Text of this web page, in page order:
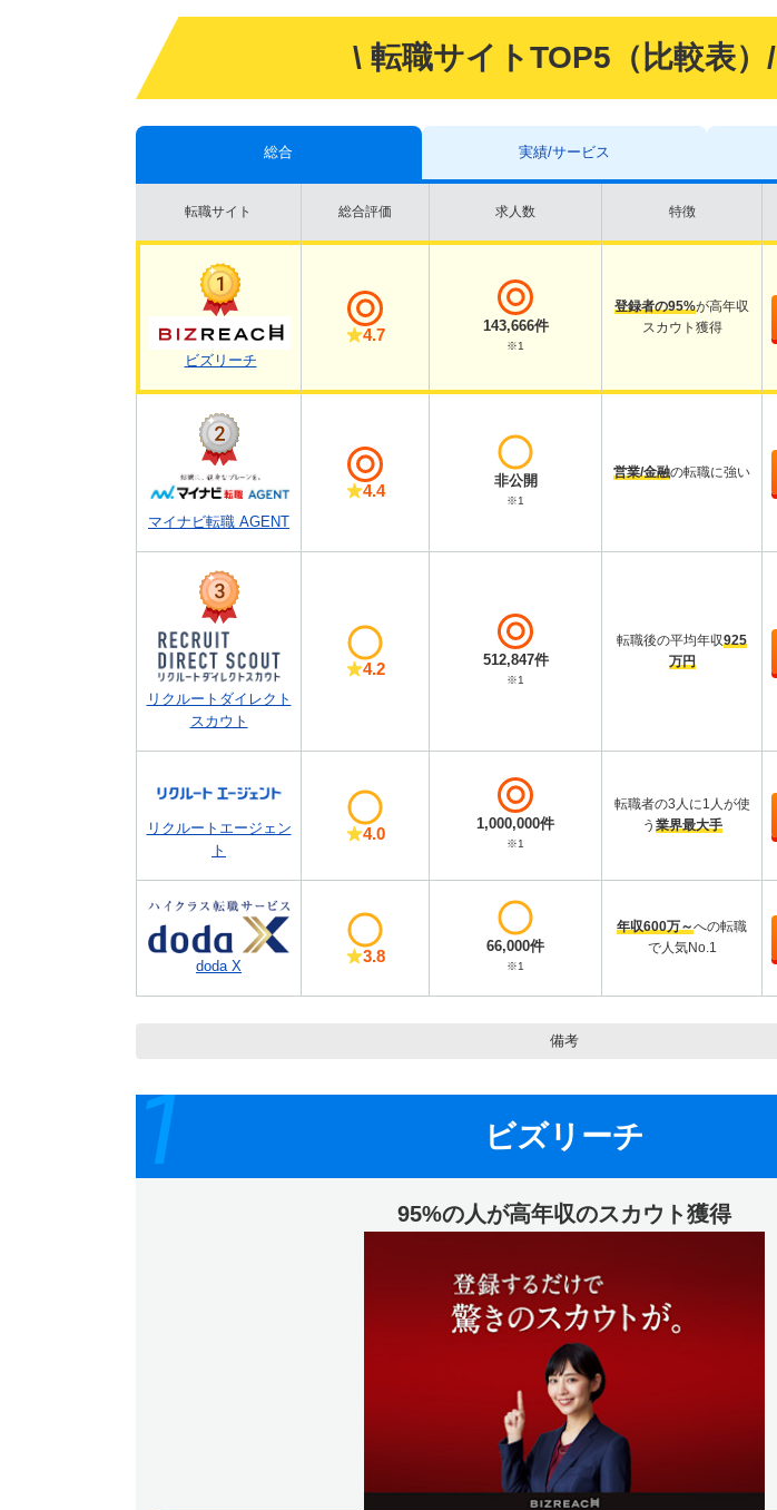
\ 転職サイトTOP5（比較表）/
総合 実績/サービス
転職サイト 総合評価 求人数 特徴
ビズリーチ
4.7 143,666件
※1
登録者の95%が高年収
スカウト獲得
マイナビ転職 AGENT
4.4
非公開
※1
営業/金融の転職に強い
リクルートダイレクト
スカウト
4.2 512,847件
※1
転職後の平均年収925
万円
リクルートエージェン
ト
4.0
1,000,000件
※1
転職者の3人に1人が使
う 業界最大手
doda X
3.8
66,000件
※1
年収600万～への転職
で人気No.1
備考
1 ビズリーチ
95%の人が高年収のスカウト獲得